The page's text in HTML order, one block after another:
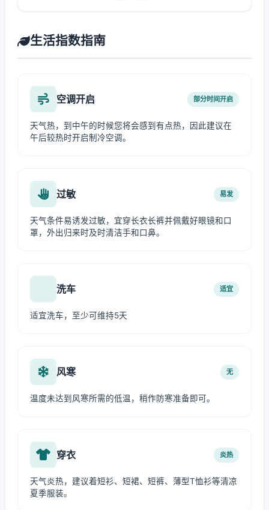
生活指数指南
空调开启 部分时间开启
天气热，到中午的时候您将会感到有点热，因此建议在
午后较热时开启制冷空调。
过敏 易发
天气条件易诱发过敏，宜穿长衣长裤并佩戴好眼镜和口
罩，外出归来时及时清洁手和口鼻。
洗车 适宜
适宜洗车，至少可维持5天
风寒 无
温度未达到风寒所需的低温，稍作防寒准备即可。
穿衣 炎热
天气炎热，建议着短衫、短裙、短裤、薄型T恤衫等清凉
夏季服装。